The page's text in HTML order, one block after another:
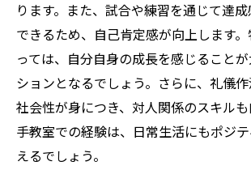
空手道場での初めての体験談
熊本県宇土市で初心者が空手教室
られるもの
空手を通じて得る友人と絆
自己防衛以外に得られるスキル
空手の稽古から学ぶリーダーシ
ります。また、試合や練習を通じて達
できるため、自己肯定感が向上します
っては、自分自身の成長を感じること
ションとなるでしょう。さらに、礼儀
社会性が身につき、対人関係のスキル
手教室での経験は、日常生活にもポジ
えるでしょう。